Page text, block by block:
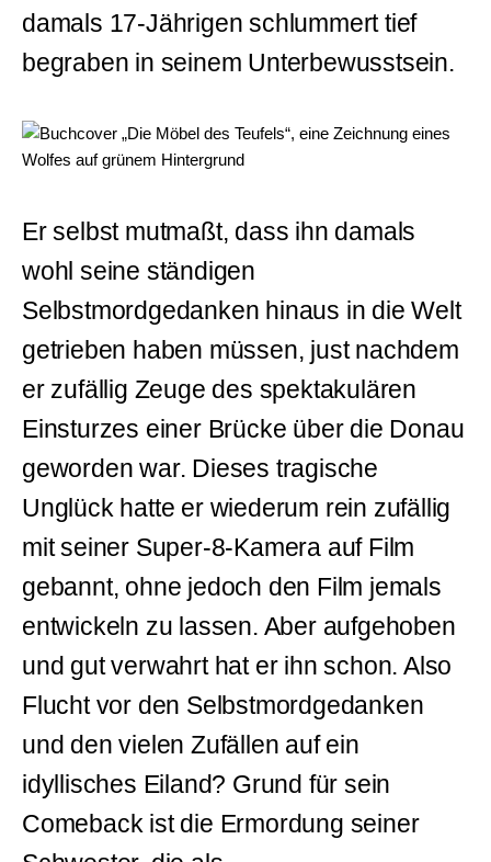
damals 17-Jährigen schlummert tief
begraben in seinem Unterbewusstsein.
Er selbst mutmaßt, dass ihn damals
wohl seine ständigen
Selbstmordgedanken hinaus in die Welt
getrieben haben müssen, just nachdem
er zufällig Zeuge des spektakulären
Einsturzes einer Brücke über die Donau
geworden war. Dieses tragische
Unglück hatte er wiederum rein zufällig
mit seiner Super-8-Kamera auf Film
gebannt, ohne jedoch den Film jemals
entwickeln zu lassen. Aber aufgehoben
und gut verwahrt hat er ihn schon. Also
Flucht vor den Selbstmordgedanken
und den vielen Zufällen auf ein
idyllisches Eiland? Grund für sein
Comeback ist die Ermordung seiner